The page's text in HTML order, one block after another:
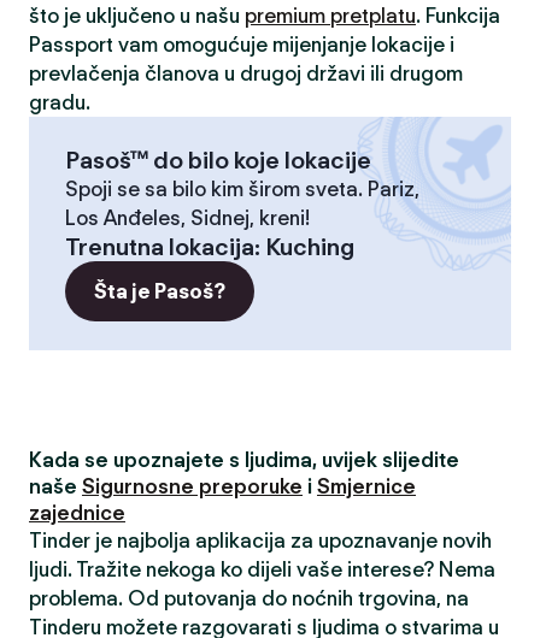
što je uključeno u našu premium pretplatu. Funkcija
Passport vam omogućuje mijenjanje lokacije i
prevlačenja članova u drugoj državi ili drugom
gradu.
Pasoš™ do bilo koje lokacije
Spoji se sa bilo kim širom sveta. Pariz,
Los Anđeles, Sidnej, kreni!
Trenutna lokacija: Kuching
Šta je Pasoš?
Kada se upoznajete s ljudima, uvijek slijedite
naše Sigurnosne preporuke i Smjernice
zajednice
Tinder je najbolja aplikacija za upoznavanje novih
ljudi. Tražite nekoga ko dijeli vaše interese? Nema
problema. Od putovanja do noćnih trgovina, na
Tinderu možete razgovarati s ljudima o stvarima u